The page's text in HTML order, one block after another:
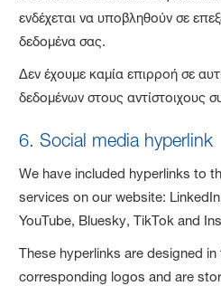
ενδέχεται να υποβληθούν σε
δεδομένα σας.
Δεν έχουμε καμία επιρροή σε
δεδομένων στους αντίστοιχους
6. Social media hyperlink
We have included hyperlinks to
services on our website:
YouTube, Bluesky, TikTok and
These hyperlinks are designed
corresponding logos and are